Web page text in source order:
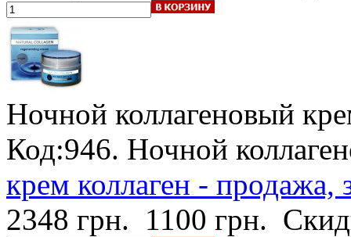
Ночной коллагеновый
Код:946. Ночной
крем коллаген - продажа,
2348 грн. 1100 грн.